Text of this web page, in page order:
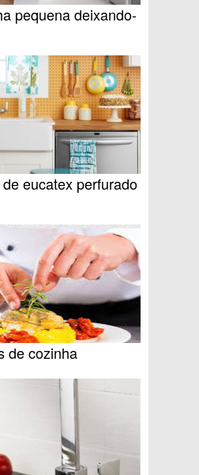
pequena deixando-
eucatex perfurado
de cozinha